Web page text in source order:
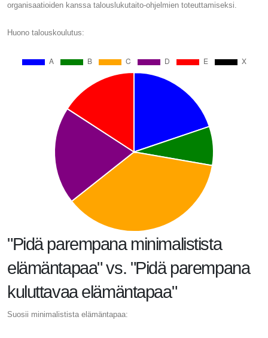
organisaatioiden kanssa talouslukutaito-ohjelmien toteuttamiseksi.
Huono talouskoulutus:
"Pidä parempana minimalistista
elämäntapaa" vs. "Pidä parempana
kuluttavaa elämäntapaa"
Suosii minimalistista elämäntapaa: